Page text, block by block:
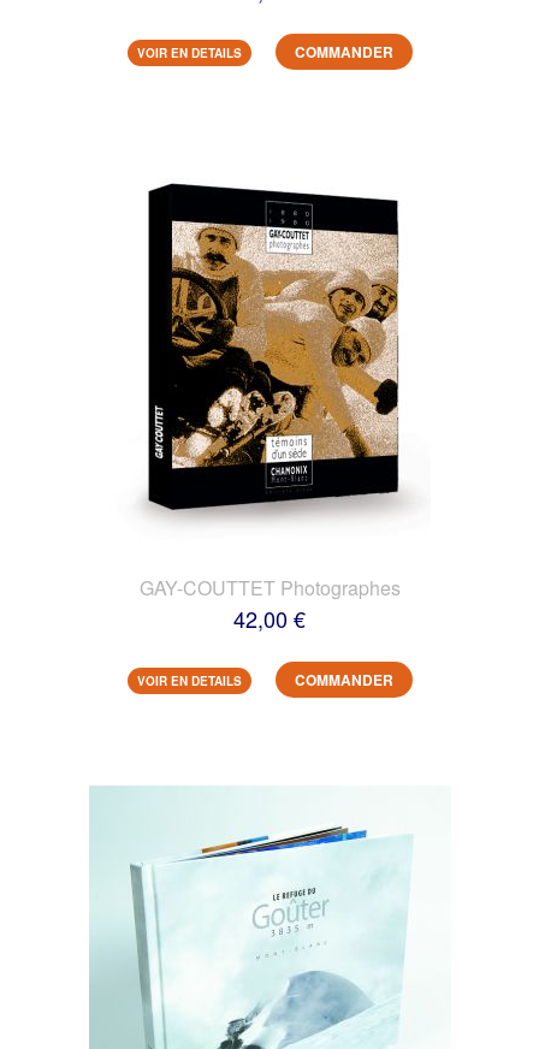
VOIR EN DETAILS COMMANDER
GAY-COUTTET Photographes
42,00 €
VOIR EN DETAILS COMMANDER